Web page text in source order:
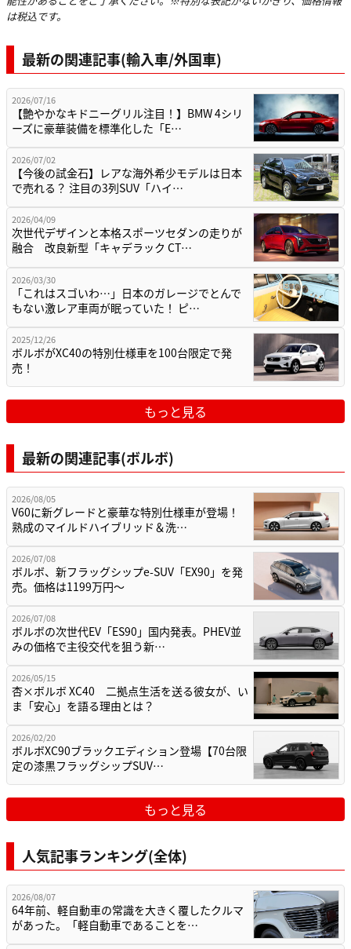
は税込です。
最新の関連記事(輸入車/外国車)
2026/07/16
【艶やかなキドニーグリル注目！】BMW 4シリ
ーズに豪華装備を標準化した「E…
2026/07/02
【今後の試金石】レアな海外希少モデルは日本
で売れる？ 注目の3列SUV「ハイ…
2026/04/09
次世代デザインと本格スポーツセダンの走りが
融合 改良新型「キャデラック CT…
2026/03/30
「これはスゴいわ…」日本のガレージでとんで
もない激レア車両が眠っていた！ ピ…
2025/12/26
ボルボがXC40の特別仕様車を100台限定で発
売！
もっと見る
最新の関連記事(ボルボ)
2026/08/05
V60に新グレードと豪華な特別仕様車が登場！
熟成のマイルドハイブリッド＆洗…
2026/07/08
ボルボ、新フラッグシップe-SUV「EX90」を発
売。価格は1199万円〜
2026/07/08
ボルボの次世代EV「ES90」国内発表。PHEV並
みの価格で主役交代を狙う新…
2026/05/15
杏×ボルボ XC40 二拠点生活を送る彼女が、い
ま「安心」を語る理由とは？
2026/02/20
ボルボXC90ブラックエディション登場【70台限
定の漆黒フラッグシップSUV…
もっと見る
人気記事ランキング(全体)
2026/08/07
64年前、軽自動車の常識を大きく覆したクルマ
があった。「軽自動車であることを…